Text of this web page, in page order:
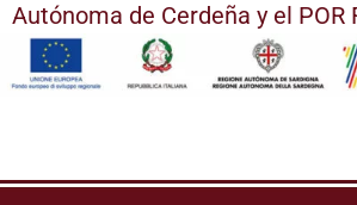
Autónoma de Cerdeña y el POR